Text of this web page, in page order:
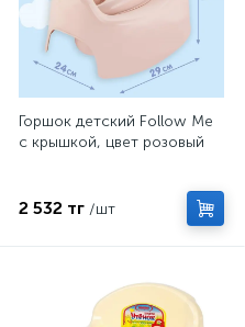
Горшок детский Follow Me
с крышкой, цвет розовый
2 532 тг /шт